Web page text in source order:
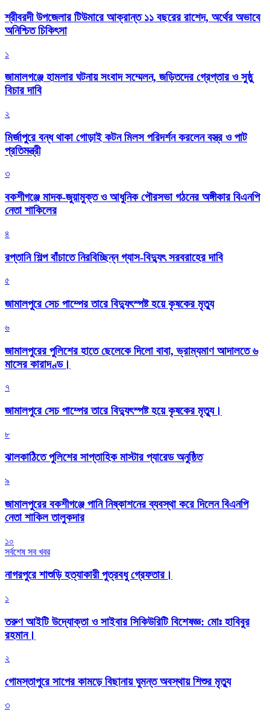
শ্রীবরদী উপজেলার টিউমারে আক্রান্ত ১১ বছরের রাশেদ, অর্থের অভাবে
অনিশ্চিত চিকিৎসা
১
জামালগঞ্জে হামলার ঘটনায় সংবাদ সম্মেলন, জড়িতদের গ্রেপ্তার ও সুষ্ঠু
বিচার দাবি
২
মির্জাপুরে বন্ধ থাকা গোড়াই কটন মিলস পরিদর্শন করলেন বস্ত্র ও পাট
প্রতিমন্ত্রী
৩
বকশীগঞ্জে মাদক-জুয়ামুক্ত ও আধুনিক পৌরসভা গঠনের অঙ্গীকার বিএনপি
নেতা শাকিলের
৪
রপ্তানি শিল্প বাঁচাতে নিরবিচ্ছিন্ন গ্যাস-বিদ্যুৎ সরবরাহের দাবি
৫
জামালপুরে সেচ পাম্পের তারে বিদ্যুৎস্পষ্ট হয়ে কৃষকের মৃত্যু
৬
জামালপুরের পুলিশের হাতে ছেলেকে দিলো বাবা, ভ্রাম্যমাণ আদালতে ৬
মাসের কারাদণ্ড।
৭
জামালপুরে সেচ পাম্পের তারে বিদ্যুৎস্পষ্ট হয়ে কৃষকের মৃত্যু।
৮
‎ঝালকাঠিতে পুলিশের সাপ্তাহিক মাস্টার প্যারেড অনুষ্ঠিত
৯
জামালপুরের বকশীগঞ্জে পানি নিষ্কাশনের ব্যবস্থা করে দিলেন বিএনপি
নেতা শাকিল তালুকদার
১০
সর্বশেষ সব খবর
নাগরপুরে শাশুড়ি হত্যাকারী পুত্রবধু গ্রেফতার।
১
তরুণ আইটি উদ্যোক্তা ও সাইবার সিকিউরিটি বিশেষজ্ঞ: মোঃ হাবিবুর
রহমান।
২
গোমস্তাপুরে সাপের কামড়ে বিছানায় ঘুমন্ত অবস্থায় শিশুর মৃত্যু
৩